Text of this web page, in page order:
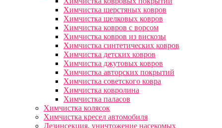
Химчистка шерстяных ковров
Химчистка шелковых ковров
Химчистка ковров с ворсом
Химчистка ковров из вискозы
Химчистка синтетических ковров
Химчистка детских ковров
Химчистка джутовых ковров
Химчистка авторских покрытий
Химчистка советского ковра
Химчистка ковролина
Химчистка паласов
Химчистка колясок
Химчистка кресел автомобиля
Дезинсекция, уничтожение насекомых